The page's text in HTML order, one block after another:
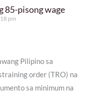
85-pisong wage
pm
Pilipino sa
order (TRO) na
sa minimum na